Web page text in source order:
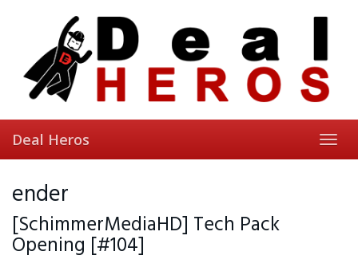
Deal Heros
ender
[SchimmerMediaHD] Tech Pack
Opening [#104]